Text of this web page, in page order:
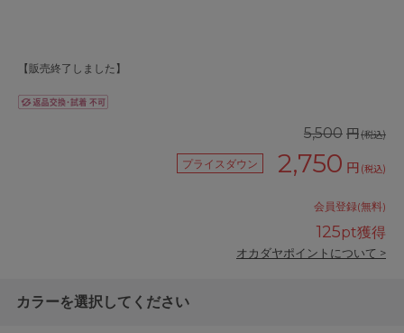
【販売終了しました】
5,500 円(税込)
プライスダウン 2,750 円 (税込)
会員登録(無料)
125pt獲得
オカダヤポイントについて >
カラーを選択してください